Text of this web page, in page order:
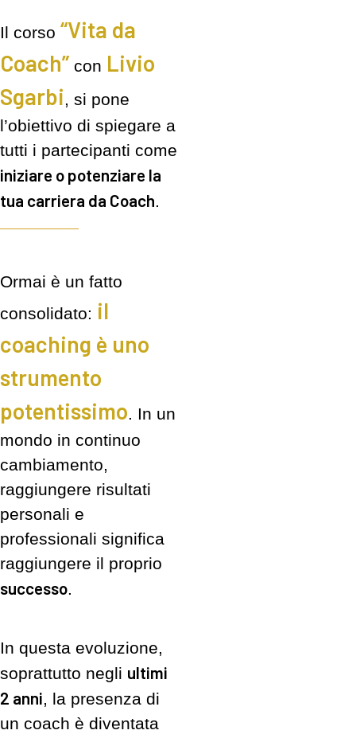
Il corso “Vita da
Coach” con Livio
Sgarbi, si pone
l’obiettivo di spiegare a
tutti i partecipanti come
iniziare o potenziare la
tua carriera da Coach.
Ormai è un fatto
consolidato: il
coaching è uno
strumento
potentissimo. In un
mondo in continuo
cambiamento,
raggiungere risultati
personali e
professionali significa
raggiungere il proprio
successo.
In questa evoluzione,
soprattutto negli ultimi
2 anni, la presenza di
un coach è diventata